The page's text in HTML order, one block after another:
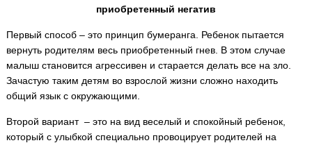
приобретенный негатив
Первый способ – это принцип бумеранга. Ребенок пытается
вернуть родителям весь приобретенный гнев. В этом случае
малыш становится агрессивен и старается делать все на зло.
Зачастую таким детям во взрослой жизни сложно находить
общий язык с окружающими.
Второй вариант – это на вид веселый и спокойный ребенок,
который с улыбкой специально провоцирует родителей на